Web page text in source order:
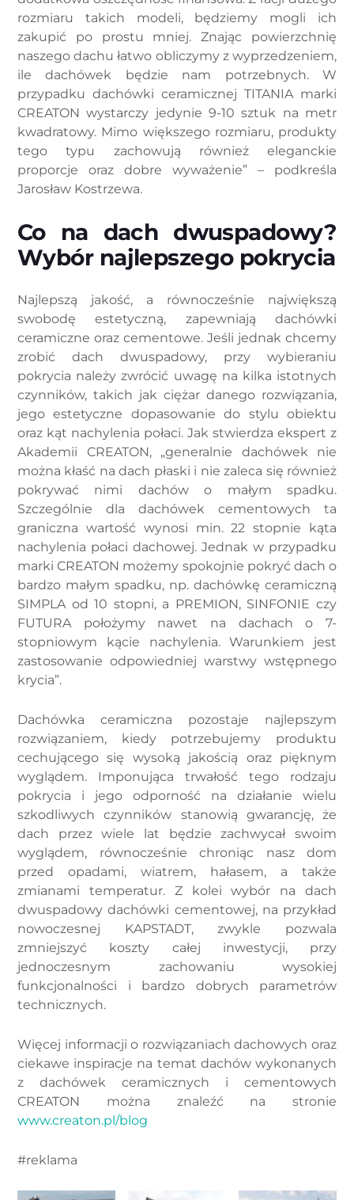
rozmiaru takich modeli, będziemy mogli ich
zakupić po prostu mniej. Znając powierzchnię
naszego dachu łatwo obliczymy z wyprzedzeniem,
ile dachówek będzie nam potrzebnych. W
przypadku dachówki ceramicznej TITANIA marki
CREATON wystarczy jedynie 9-10 sztuk na metr
kwadratowy. Mimo większego rozmiaru, produkty
tego typu zachowują również eleganckie
proporcje oraz dobre wyważenie” – podkreśla
Jarosław Kostrzewa.
Co na dach dwuspadowy?
Wybór najlepszego pokrycia
Najlepszą jakość, a równocześnie największą
swobodę estetyczną, zapewniają dachówki
ceramiczne oraz cementowe. Jeśli jednak chcemy
zrobić dach dwuspadowy, przy wybieraniu
pokrycia należy zwrócić uwagę na kilka istotnych
czynników, takich jak ciężar danego rozwiązania,
jego estetyczne dopasowanie do stylu obiektu
oraz kąt nachylenia połaci. Jak stwierdza ekspert z
Akademii CREATON, „generalnie dachówek nie
można kłaść na dach płaski i nie zaleca się również
pokrywać nimi dachów o małym spadku.
Szczególnie dla dachówek cementowych ta
graniczna wartość wynosi min. 22 stopnie kąta
nachylenia połaci dachowej. Jednak w przypadku
marki CREATON możemy spokojnie pokryć dach o
bardzo małym spadku, np. dachówkę ceramiczną
SIMPLA od 10 stopni, a PREMION, SINFONIE czy
FUTURA położymy nawet na dachach o 7-
stopniowym kącie nachylenia. Warunkiem jest
zastosowanie odpowiedniej warstwy wstępnego
krycia”.
Dachówka ceramiczna pozostaje najlepszym
rozwiązaniem, kiedy potrzebujemy produktu
cechującego się wysoką jakością oraz pięknym
wyglądem. Imponująca trwałość tego rodzaju
pokrycia i jego odporność na działanie wielu
szkodliwych czynników stanowią gwarancję, że
dach przez wiele lat będzie zachwycał swoim
wyglądem, równocześnie chroniąc nasz dom
przed opadami, wiatrem, hałasem, a także
zmianami temperatur. Z kolei wybór na dach
dwuspadowy dachówki cementowej, na przykład
nowoczesnej KAPSTADT, zwykle pozwala
zmniejszyć koszty całej inwestycji, przy
jednoczesnym zachowaniu wysokiej
funkcjonalności i bardzo dobrych parametrów
technicznych.
Więcej informacji o rozwiązaniach dachowych oraz
ciekawe inspiracje na temat dachów wykonanych
z dachówek ceramicznych i cementowych
CREATON można znaleźć na stronie
www.creaton.pl/blog
#reklama